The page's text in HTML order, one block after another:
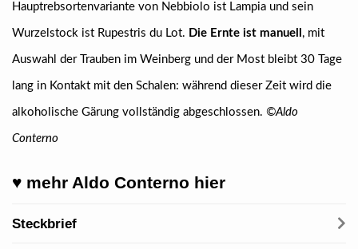
Hauptrebsortenvariante von Nebbiolo ist Lampia und sein
Wurzelstock ist Rupestris du Lot. Die Ernte ist manuell , mit
Auswahl der Trauben im Weinberg und der Most bleibt 30 Tage
lang in Kontakt mit den Schalen: während dieser Zeit wird die
alkoholische Gärung vollständig abgeschlossen. ©Aldo
Conterno
♥ mehr Aldo Conterno hier
Steckbrief